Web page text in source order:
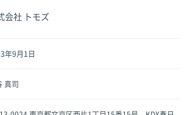
会社 トモズ
年9月1日
真司